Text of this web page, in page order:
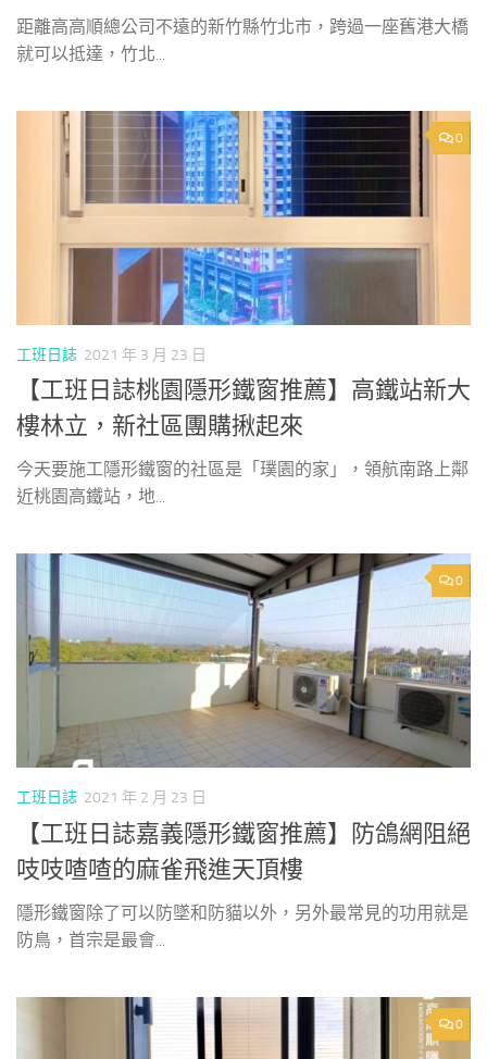
距離高高順總公司不遠的新竹縣竹北市，跨過一座舊港大橋
就可以抵達，竹北...
0
工班日誌 2021 年 3 月 23 日
【工班日誌桃園隱形鐵窗推薦】高鐵站新大
樓林立，新社區團購揪起來
今天要施工隱形鐵窗的社區是「璞園的家」，領航南路上鄰
近桃園高鐵站，地...
0
工班日誌 2021 年 2 月 23 日
【工班日誌嘉義隱形鐵窗推薦】防鴿網阻絕
吱吱喳喳的麻雀飛進天頂樓
隱形鐵窗除了可以防墜和防貓以外，另外最常見的功用就是
防鳥，首宗是最會...
0